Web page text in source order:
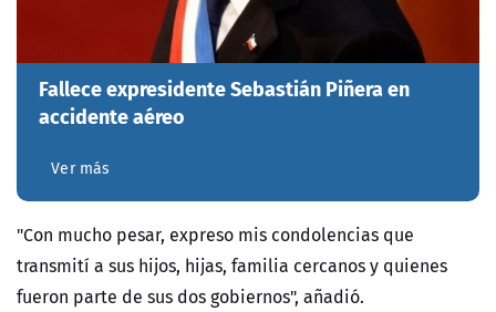
Fallece expresidente Sebastián Piñera en
accidente aéreo
Ver más
"Con mucho pesar, expreso mis condolencias que
transmití a sus hijos, hijas, familia cercanos y quienes
fueron parte de sus dos gobiernos", añadió.